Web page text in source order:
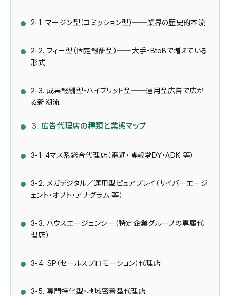
2-1. マージン型（コミッション型）──業界の歴史的本流
2-2. フィー型（固定報酬型）──大手・BtoBで増えている
形式
2-3. 成果報酬型・ハイブリッド型──運用型広告で広が
る新潮流
3. 広告代理店の種類と業態マップ
3-1. 4マス系総合代理店（電通・博報堂DY・ADK 等）
3-2. メガデジタル／運用型ピュアプレイ（サイバーエージ
ェント・オプト・アナグラム 等）
3-3. ハウスエージェンシー（特定企業グループの専属代
理店）
3-4. SP（セールスプロモーション）代理店
3-5. 専門特化型・地域密着型代理店